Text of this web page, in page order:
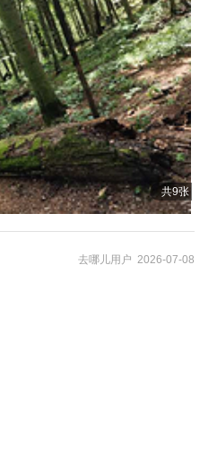
共9张
去哪儿用户 2026-07-08